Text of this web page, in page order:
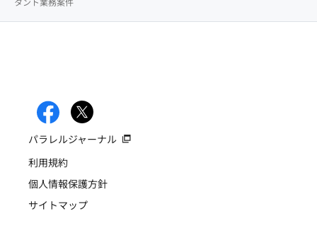
パラレルジャーナル
利用規約
個人情報保護方針
サイトマップ